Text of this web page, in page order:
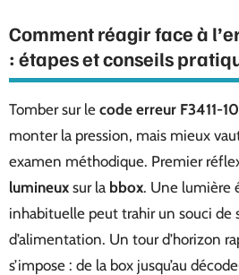
Comment réagir face à
: étapes et conseils
Tomber sur le code erreur F3411-
monter la pression, mais mieux
examen méthodique. Premier
lumineux sur la bbox. Une lumière
inhabituelle peut trahir un souci de
d’alimentation. Un tour d’horizon
s’impose : de la box jusqu’au